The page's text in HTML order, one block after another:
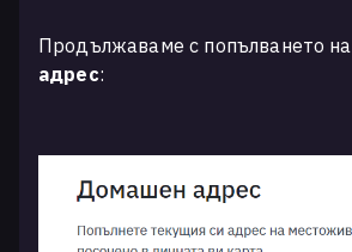
Продължаваме с попълването на
адрес: